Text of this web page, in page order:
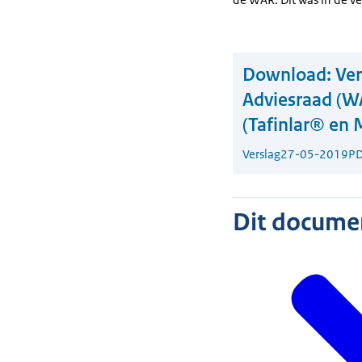
Download:
Adviesraad
(Tafinlar® en
Verslag27-05-2019
Dit